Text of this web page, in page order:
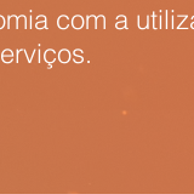
com a